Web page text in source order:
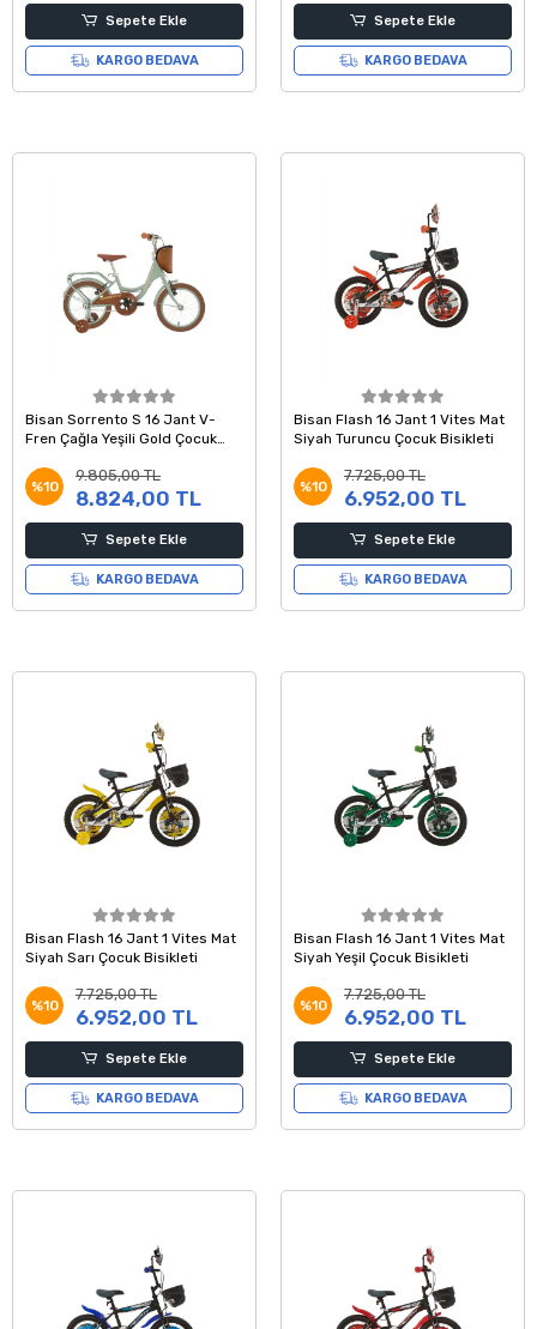
Sepete Ekle
KARGO BEDAVA
Sepete Ekle
KARGO BEDAVA
Bisan Sorrento S 16 Jant V-
Fren Çağla Yeşili Gold Çocuk
%10
9.805,00 TL
8.824,00 TL
Sepete Ekle
KARGO BEDAVA
Bisan Flash 16 Jant 1 Vites Mat
Siyah Turuncu Çocuk Bisikleti
%10
7.725,00 TL
6.952,00 TL
Sepete Ekle
KARGO BEDAVA
Bisan Flash 16 Jant 1 Vites Mat
Siyah Sarı Çocuk Bisikleti
%10
7.725,00 TL
6.952,00 TL
Sepete Ekle
KARGO BEDAVA
Bisan Flash 16 Jant 1 Vites Mat
Siyah Yeşil Çocuk Bisikleti
%10
7.725,00 TL
6.952,00 TL
Sepete Ekle
KARGO BEDAVA